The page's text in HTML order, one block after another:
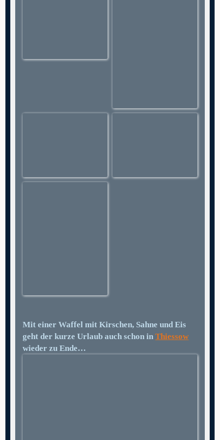
Mit einer Waffel mit Kirschen, Sahne und Eis
geht der kurze Urlaub auch schon inThiessow
wieder zu Ende…